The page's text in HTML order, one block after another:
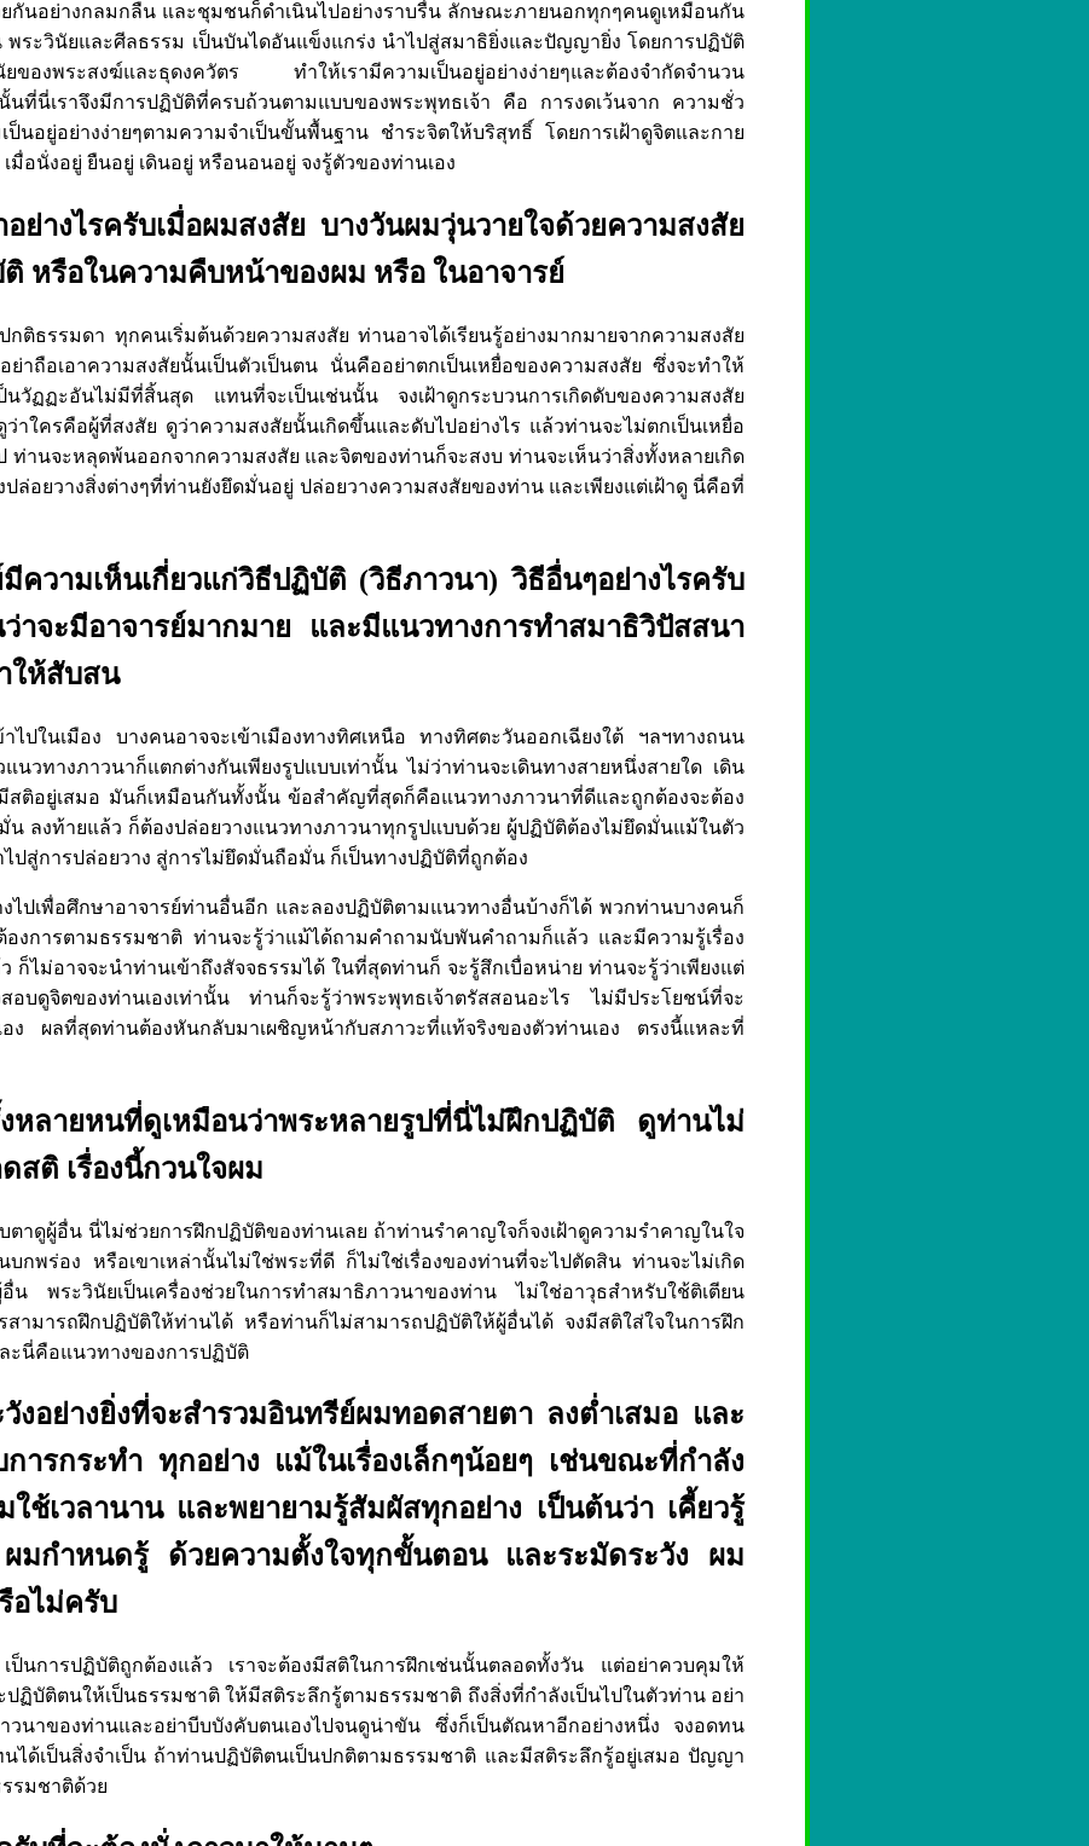
ยกันอย่างกลมกลืน และชุมชนก็ดำเนินไปอย่างราบรื่น ลักษณะภายนอกทุกๆคนดูเหมือนกัน
พระวินัยและศีลธรรม เป็นบันไดอันแข็งแกร่ง นำไปสู่สมาธิยิ่งและปัญญายิ่ง โดยการปฏิบัติ
ยของพระสงฆ์และธุดงควัตร ทำให้เรามีความเป็นอยู่อย่างง่ายๆและต้องจำกัดจำนวน
นที่นี่เราจึงมีการปฏิบัติที่ครบถ้วนตามแบบของพระพุทธเจ้า คือ การงดเว้นจาก ความชั่ว
นอยู่อย่างง่ายๆตามความจำเป็นขั้นพื้นฐาน ชำระจิตให้บริสุทธิ์ โดยการเฝ้าดูจิตและกาย
มื่อนั่งอยู่ ยืนอยู่ เดินอยู่ หรือนอนอยู่ จงรู้ตัวของท่านเอง
ย่างไรครับเมื่อผมสงสัย บางวันผมวุ่นวายใจด้วยความสงสัย
ติ หรือในความคืบหน้าของผม หรือ ในอาจารย์
กติธรรมดา ทุกคนเริ่มต้นด้วยความสงสัย ท่านอาจได้เรียนรู้อย่างมากมายจากความสงสัย
ถือเอาความสงสัยนั้นเป็นตัวเป็นตน นั่นคืออย่าตกเป็นเหยื่อของความสงสัย ซึ่งจะทำให้
นวัฏฏะอันไม่มีที่สิ้นสุด แทนที่จะเป็นเช่นนั้น จงเฝ้าดูกระบวนการเกิดดับของความสงสัย
าใครคือผู้ที่สงสัย ดูว่าความสงสัยนั้นเกิดขึ้นและดับไปอย่างไร แล้วท่านจะไม่ตกเป็นเหยื่อ
ท่านจะหลุดพ้นออกจากความสงสัย และจิตของท่านก็จะสงบ ท่านจะเห็นว่าสิ่งทั้งหลายเกิด
ปล่อยวางสิ่งต่างๆที่ท่านยังยึดมั่นอยู่ ปล่อยวางความสงสัยของท่าน และเพียงแต่เฝ้าดู นี่คือที่
ความเห็นเกี่ยวแก่วิธีปฏิบัติ (วิธีภาวนา) วิธีอื่นๆอย่างไรครับ
าจะมีอาจารย์มากมาย และมีแนวทางการทำสมาธิวิปัสสนา
ให้สับสน
ไปในเมือง บางคนอาจจะเข้าเมืองทางทิศเหนือ ทางทิศตะวันออกเฉียงใต้ ฯลฯทางถนน
นวทางภาวนาก็แตกต่างกันเพียงรูปแบบเท่านั้น ไม่ว่าท่านจะเดินทางสายหนึ่งสายใด เดิน
สติอยู่เสมอ มันก็เหมือนกันทั้งนั้น ข้อสำคัญที่สุดก็คือแนวทางภาวนาที่ดีและถูกต้องจะต้อง
น ลงท้ายแล้ว ก็ต้องปล่อยวางแนวทางภาวนาทุกรูปแบบด้วย ผู้ปฏิบัติต้องไม่ยึดมั่นแม้ในตัว
ปสู่การปล่อยวาง สู่การไม่ยึดมั่นถือมั่น ก็เป็นทางปฏิบัติที่ถูกต้อง
ไปเพื่อศึกษาอาจารย์ท่านอื่นอีก และลองปฏิบัติตามแนวทางอื่นบ้างก็ได้ พวกท่านบางคนก็
งการตามธรรมชาติ ท่านจะรู้ว่าแม้ได้ถามคำถามนับพันคำถามก็แล้ว และมีความรู้เรื่อง
ก็ไม่อาจจะนำท่านเข้าถึงสัจจธรรมได้ ในที่สุดท่านก็ จะรู้สึกเบื่อหน่าย ท่านจะรู้ว่าเพียงแต่
บดูจิตของท่านเองเท่านั้น ท่านก็จะรู้ว่าพระพุทธเจ้าตรัสสอนอะไร ไม่มีประโยชน์ที่จะ
อง ผลที่สุดท่านต้องหันกลับมาเผชิญหน้ากับสภาวะที่แท้จริงของตัวท่านเอง ตรงนี้แหละที่
หลายหนที่ดูเหมือนว่าพระหลายรูปที่นี่ไม่ฝึกปฏิบัติ ดูท่านไม่
สติ เรื่องนี้กวนใจผม
ตาดูผู้อื่น นี่ไม่ช่วยการฝึกปฏิบัติของท่านเลย ถ้าท่านรำคาญใจก็จงเฝ้าดูความรำคาญในใจ
กพร่อง หรือเขาเหล่านั้นไม่ใช่พระที่ดี ก็ไม่ใช่เรื่องของท่านที่จะไปตัดสิน ท่านจะไม่เกิด
น พระวินัยเป็นเครื่องช่วยในการทำสมาธิภาวนาของท่าน ไม่ใช่อาวุธสำหรับใช้ติเตียน
ามารถฝึกปฏิบัติให้ท่านได้ หรือท่านก็ไม่สามารถปฏิบัติให้ผู้อื่นได้ จงมีสติใส่ใจในการฝึก
ะนี่คือแนวทางของการปฏิบัติ
งอย่างยิ่งที่จะสำรวมอินทรีย์ผมทอดสายตา ลงต่ำเสมอ และ
ารกระทำ ทุกอย่าง แม้ในเรื่องเล็กๆน้อยๆ เช่นขณะที่กำลัง
ช้เวลานาน และพยายามรู้สัมผัสทุกอย่าง เป็นต้นว่า เคี้ยวรู้
กำหนดรู้ ด้วยความตั้งใจทุกขั้นตอน และระมัดระวัง ผม
อไม่ครับ
ป็นการปฏิบัติถูกต้องแล้ว เราจะต้องมีสติในการฝึกเช่นนั้นตลอดทั้งวัน แต่อย่าควบคุมให้
ปฏิบัติตนให้เป็นธรรมชาติ ให้มีสติระลึกรู้ตามธรรมชาติ ถึงสิ่งที่กำลังเป็นไปในตัวท่าน อย่า
วนาของท่านและอย่าบีบบังคับตนเองไปจนดูน่าขัน ซึ่งก็เป็นตัณหาอีกอย่างหนึ่ง จงอดทน
ได้เป็นสิ่งจำเป็น ถ้าท่านปฏิบัติตนเป็นปกติตามธรรมชาติ และมีสติระลึกรู้อยู่เสมอ ปัญญา
รมชาติด้วย